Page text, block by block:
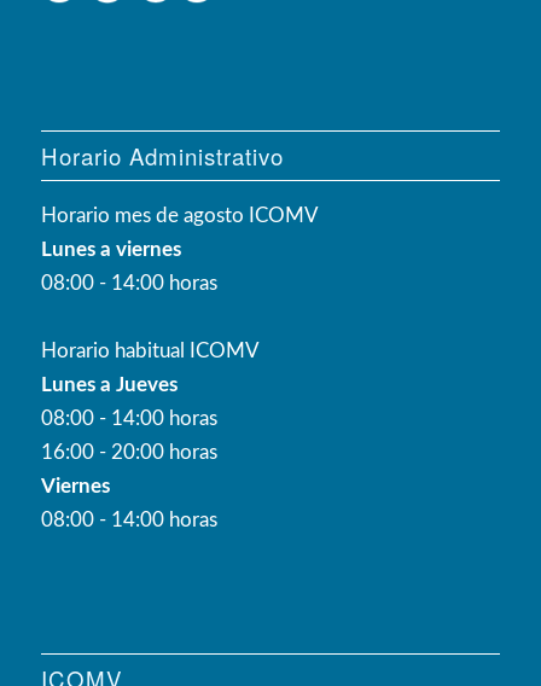
Horario Administrativo
Horario mes de agosto ICOMV
Lunes a viernes
08:00 - 14:00 horas
Horario habitual ICOMV
Lunes a Jueves
08:00 - 14:00 horas
16:00 - 20:00 horas
Viernes
08:00 - 14:00 horas
ICOMV